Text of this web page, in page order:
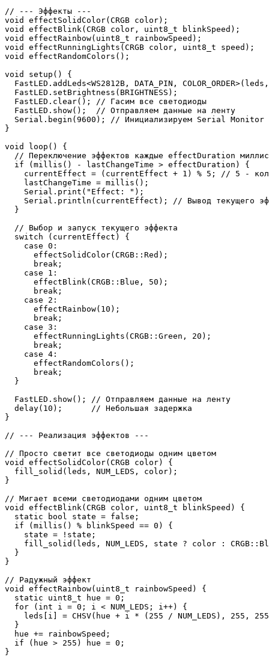
// --- Эффекты ---
void effectSolidColor(CRGB color);
void effectBlink(CRGB color, uint8_t blinkSpeed);
void effectRainbow(uint8_t rainbowSpeed);
void effectRunningLights(CRGB color, uint8_t speed);
void effectRandomColors();
void setup() {
FastLED.addLeds<WS2812B, DATA_PIN,
  FastLED.setBrightness(BRIGHTNESS);
  FastLED.clear(); // Гасим все светодиоды
  FastLED.show();  // Отправляем данные на ленту
Serial.begin(9600); // Инициализируем Serial Monitor
}
void loop() {
// Переключение эффектов каждые effectDuration
  if (millis() - lastChangeTime > effectDuration) {
currentEffect = (currentEffect + 1) % 5; // 5 -
    lastChangeTime = millis();
    Serial.print("Effect: ");
Serial.println(currentEffect); // Вывод текущего
  }
  // Выбор и запуск текущего эффекта
  switch (currentEffect) {
    case 0:
      effectSolidColor(CRGB::Red);
      break;
    case 1:
      effectBlink(CRGB::Blue, 50);
      break;
    case 2:
      effectRainbow(10);
      break;
    case 3:
      effectRunningLights(CRGB::Green, 20);
      break;
    case 4:
      effectRandomColors();
      break;
  }
  FastLED.show(); // Отправляем данные на ленту
  delay(10);      // Небольшая задержка
}
// --- Реализация эффектов ---
// Просто светит все светодиоды одним цветом
void effectSolidColor(CRGB color) {
  fill_solid(leds, NUM_LEDS, color);
}
// Мигает всеми светодиодами одним цветом
void effectBlink(CRGB color, uint8_t blinkSpeed) {
  static bool state = false;
  if (millis() % blinkSpeed == 0) {
    state = !state;
fill_solid(leds, NUM_LEDS, state ? color :
  }
}
// Радужный эффект
void effectRainbow(uint8_t rainbowSpeed) {
  static uint8_t hue = 0;
  for (int i = 0; i < NUM_LEDS; i++) {
leds[i] = CHSV(hue + i * (255 / NUM_LEDS), 255,
  }
  hue += rainbowSpeed;
  if (hue > 255) hue = 0;
}